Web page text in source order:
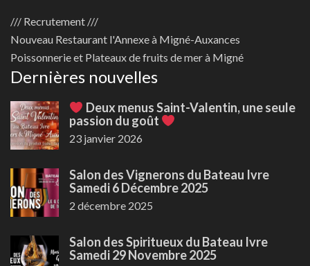
/// Recrutement ///
Nouveau Restaurant l'Annexe à Migné-Auxances
Poissonnerie et Plateaux de fruits de mer à Migné
Dernières nouvelles
Deux menus Saint-Valentin, une seule
passion du goût
23 janvier 2026
Salon des Vignerons du Bateau Ivre
Samedi 6 Décembre 2025
2 décembre 2025
Salon des Spiritueux du Bateau Ivre
Samedi 29 Novembre 2025